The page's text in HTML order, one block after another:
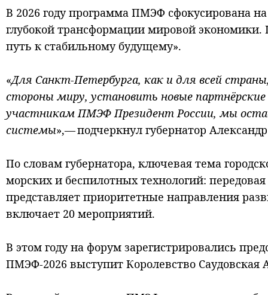
В 2026 году программа ПМЭФ сфокусирована
глубокой трансформации мировой
путь к стабильному будущему».
«Для Санкт‑Петербурга, как и для всей
стороны миру, установить новые
участникам ПМЭФ Президент России, мы
системы»,— подчеркнул губернатор
По словам губернатора, ключевая тема
морских и беспилотных технологий:
представляет приоритетные направления
включает 20 мероприятий.
В этом году на форум зарегистрировались
ПМЭФ-2026 выступит Королевство Саудовская